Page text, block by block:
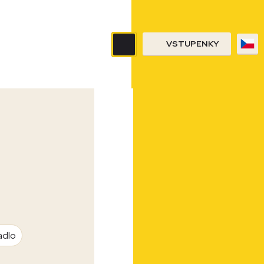
VSTUPENKY